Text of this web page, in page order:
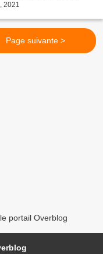
2021
Page suivante >
portail Overblog